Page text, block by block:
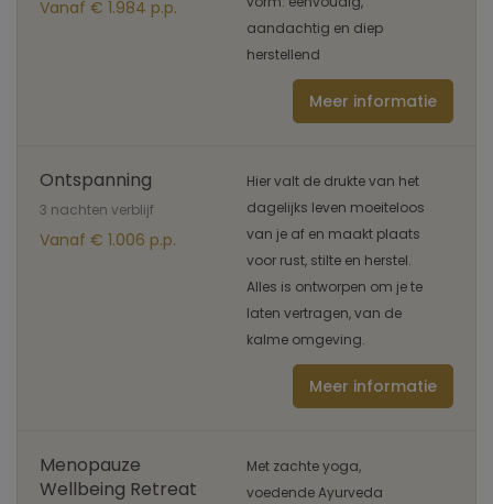
Vanaf € 1.984 p.p.
aandachtig en diep
herstellend
Meer informatie
Ontspanning
3 nachten verblijf
Vanaf € 1.006 p.p.
Hier valt de drukte van het
dagelijks leven moeiteloos
van je af en maakt plaats
voor rust, stilte en herstel.
Alles is ontworpen om je te
laten vertragen, van de
kalme omgeving.
Meer informatie
Menopauze
Wellbeing Retreat
Met zachte yoga,
voedende Ayurveda